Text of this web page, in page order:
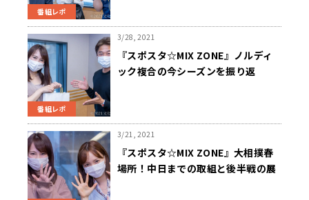
番組レポ
番組レポ
3/28, 2021
『スポスタ☆MIX ZONE』ノルディ
ック複合の今シーズンを振り返
3/21, 2021
『スポスタ☆MIX ZONE』大相撲春
場所！中日までの取組と後半戦の展